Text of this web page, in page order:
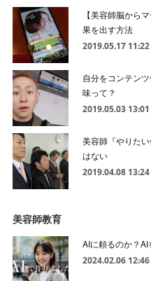
【美容師脳から
果を出す方法
2019.05.17 11:22
自分をコンテン
味って？
2019.05.03 13:01
美容師『やりた
はない
2019.04.08 13:24
美容師教育
AIに頼るのか？
2024.02.06 12:46